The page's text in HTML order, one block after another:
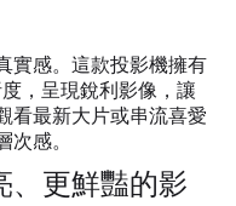
實感。這款投影機擁有
，呈現銳利影像，讓
看最新大片或串流喜愛
次感。
、更鮮豔的影